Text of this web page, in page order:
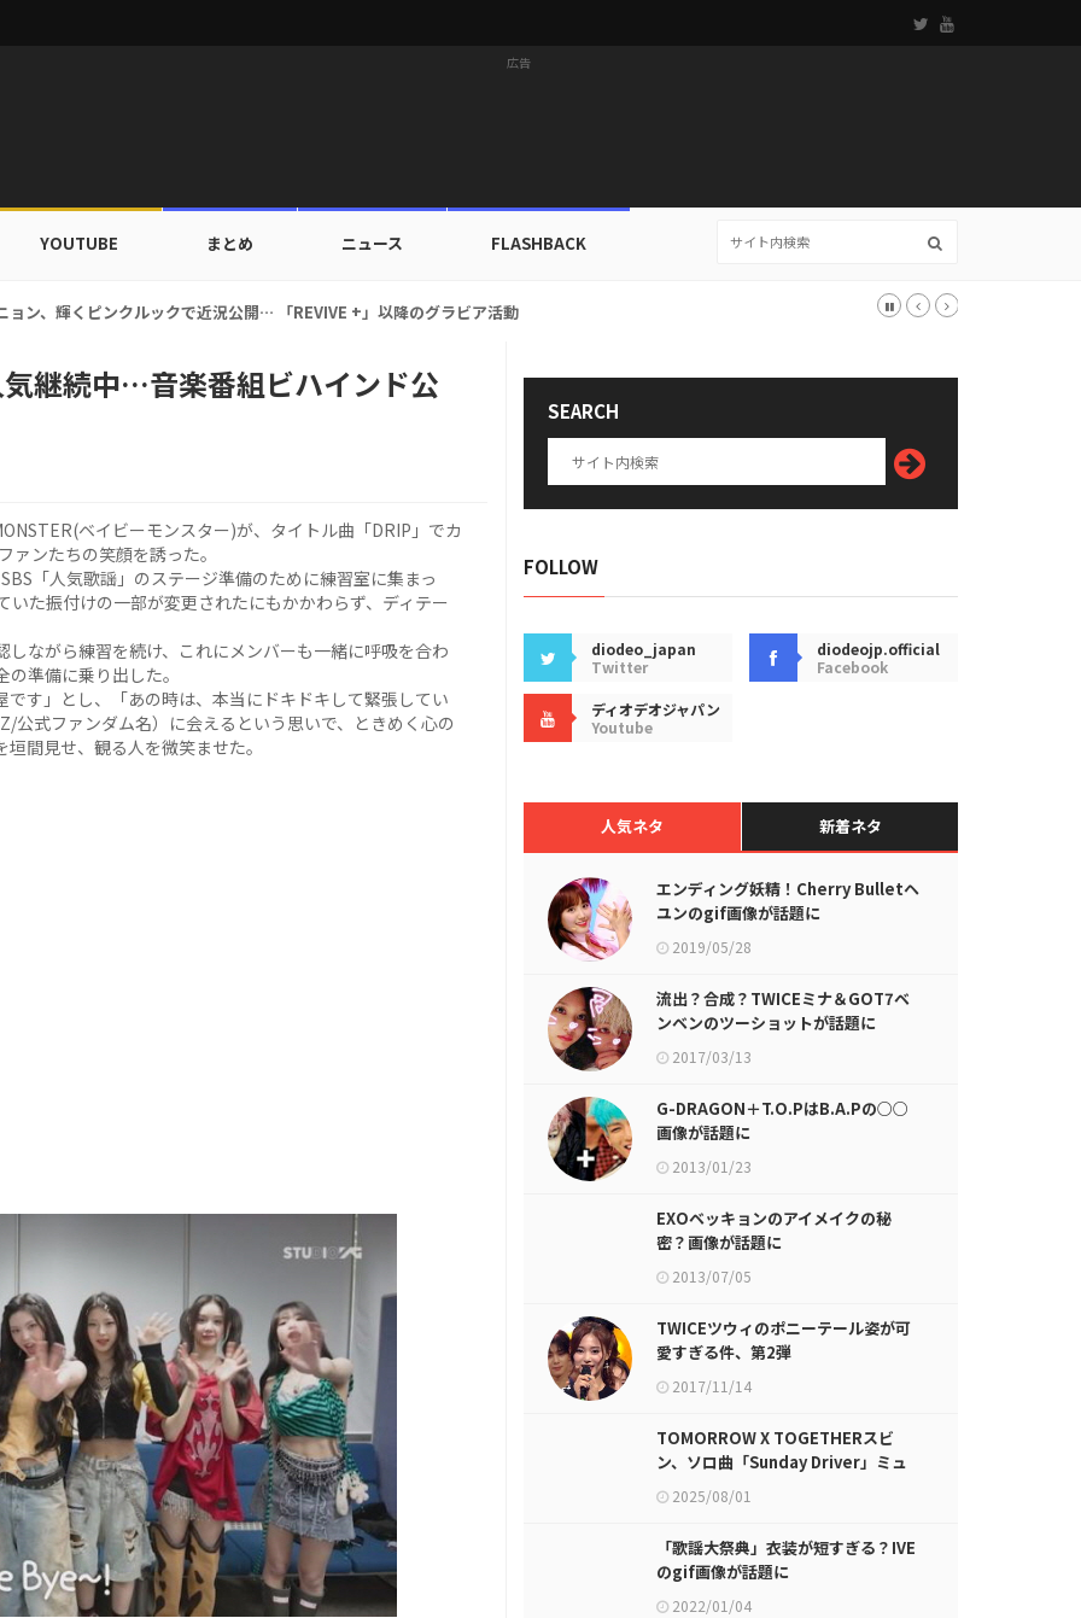
広告
YOUTUBE まとめ ニュース FLASHBACK
ョン、輝くピンクルックで近況公開… 「REVIVE +」以降のグラビア活動
継続中…音楽番組ビハインド公
ベイビーモンスター)が、タイトル曲「DRIP」でカ
ンたちの笑顔を誘った。
「人気歌謡」のステージ準備のために練習室に集まっ
た振付けの一部が変更されたにもかかわらず、ディテー
ながら練習を続け、これにメンバーも一緒に呼吸を合わ
準備に乗り出した。
す」とし、「あの時は、本当にドキドキして緊張してい
公式ファンダム名）に会えるという思いで、ときめく心の
間見せ、観る人を微笑ませた。
SEARCH
FOLLOW
diodeo_japan
Twitter
diodeojp.official
Facebook
ディオデオジャパン
Youtube
人気ネタ 新着ネタ
エンディング妖精！Cherry Bulletヘ
ユンのgif画像が話題に
2019/05/28
流出？合成？TWICEミナ＆GOT7ベ
ンベンのツーショットが話題に
2017/03/13
G-DRAGON＋T.O.PはB.A.Pの○○
画像が話題に
2013/01/23
EXOベッキョンのアイメイクの秘
密？画像が話題に
2013/07/05
TWICEツウィのポニーテール姿が可
愛すぎる件、第2弾
2017/11/14
TOMORROW X TOGETHERスビ
ン、ソロ曲「Sunday Driver」ミュ
ージックビデオ公開！
2025/08/01
「歌謡大祭典」衣装が短すぎる？IVE
のgif画像が話題に
2022/01/04